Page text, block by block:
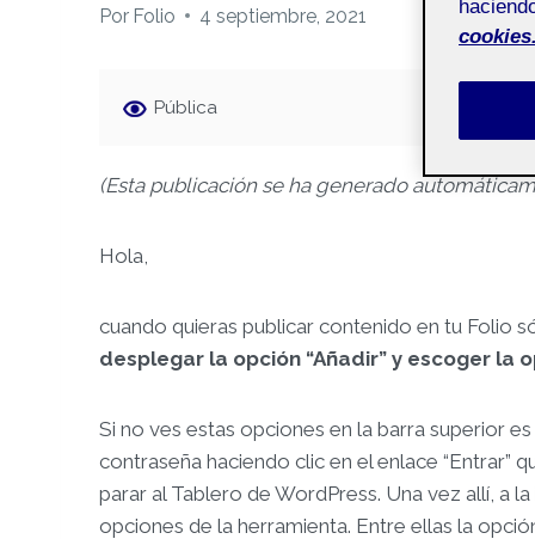
Por Folio 4 septiembre, 2021
Pública
(Esta publicación se ha generado
Hola,
cuando quieras publicar contenido en tu Folio
desplegar la opción “Añadir” y escoger la
Si no ves estas opciones en la barra superior
contraseña haciendo clic en el enlace “Entrar”
parar al Tablero de WordPress. Una vez allí, a
opciones de la herramienta. Entre ellas la
cookies.